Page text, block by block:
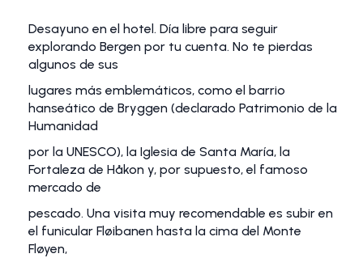
Desayuno en el hotel. Día libre para seguir
explorando Bergen por tu cuenta. No te pierdas
algunos de sus
lugares más emblemáticos, como el barrio
hanseático de Bryggen (declarado Patrimonio de la
Humanidad
por la UNESCO), la Iglesia de Santa María, la
Fortaleza de Håkon y, por supuesto, el famoso
mercado de
pescado. Una visita muy recomendable es subir en
el funicular Fløibanen hasta la cima del Monte
Fløyen,